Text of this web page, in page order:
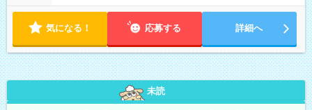
気になる！ 応募する 詳細へ
未読